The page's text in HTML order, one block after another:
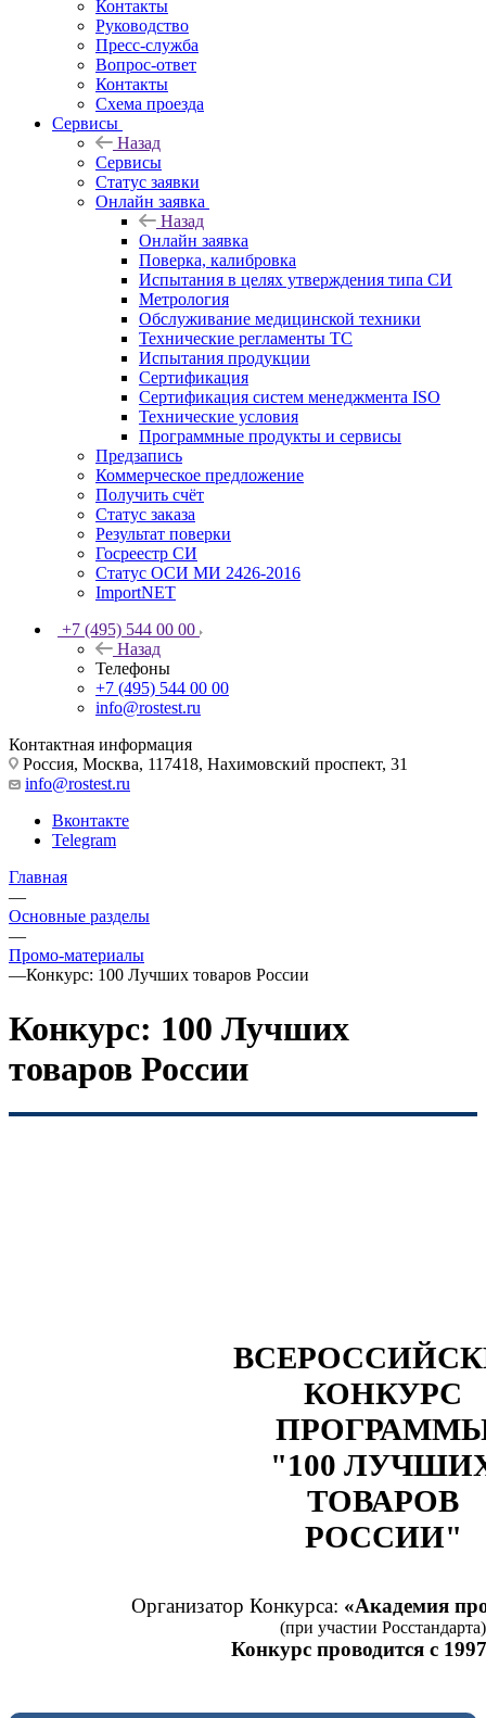
Контакты
Руководство
Пресс-служба
Вопрос-ответ
Контакты
Схема проезда
Сервисы
Назад
Сервисы
Статус заявки
Онлайн заявка
Назад
Онлайн заявка
Поверка, калибровка
Испытания в целях утверждения типа СИ
Метрология
Обслуживание медицинской техники
Технические регламенты ТС
Испытания продукции
Сертификация
Сертификация систем менеджмента ISO
Технические условия
Программные продукты и сервисы
Предзапись
Коммерческое предложение
Получить счёт
Статус заказа
Результат поверки
Госреестр СИ
Статус ОСИ МИ 2426-2016
ImportNET
+7 (495) 544 00 00
Назад
Телефоны
+7 (495) 544 00 00
info@rostest.ru
Контактная информация
Россия, Москва, 117418, Нахимовский проспект, 31
info@rostest.ru
Вконтакте
Telegram
Главная
—
Основные разделы
—
Промо-материалы
—Конкурс: 100 Лучших товаров России
Конкурс: 100 Лучших
товаров России
КОНКУРС
"100
ТОВАРОВ
РОССИИ"
Организатор Конкурса: «Академия
(при участии Росстандарта)
Конкурс проводится с